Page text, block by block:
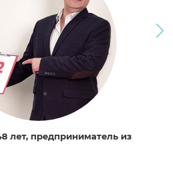
лет, предприниматель из